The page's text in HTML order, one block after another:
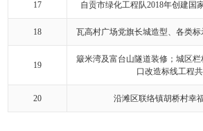
17 自贡市绿化工程队2018年创建国
18 瓦高村广场党旗长城造型、各类
19
簸米湾及富台山隧道装修；城区
口改造标线工程
20 沿滩区联络镇胡桥村幸